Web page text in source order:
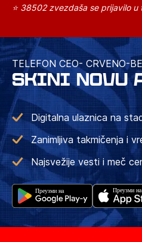
⭐ 38502 zvezdaša se prijavilo
TELEFON CEO- CRVENO-
SKINI NOVU
Digitalna ulaznica na
Zanimljiva takmičenja i
Najsvežije vesti i meč